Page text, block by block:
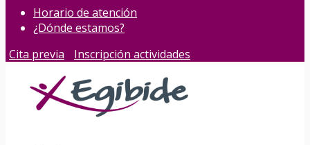
Horario de atención
¿Dónde estamos?
Cita previa
Inscripción actividades